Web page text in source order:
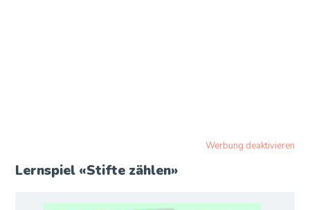
Werbung deaktivieren
Lernspiel «Stifte zählen»